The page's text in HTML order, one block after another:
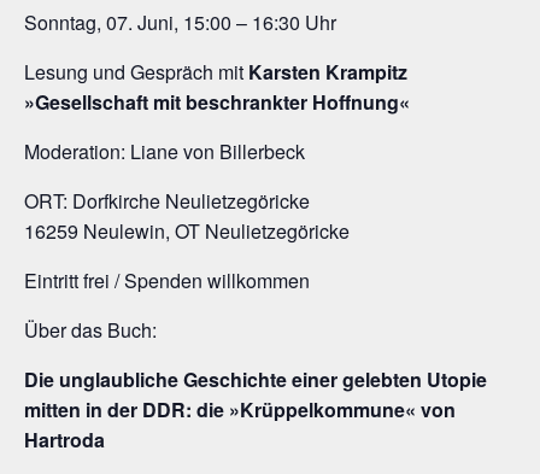
Sonntag, 07. Juni, 15:00 – 16:30 Uhr
Lesung und Gespräch mit Karsten Krampitz
»Gesellschaft mit beschrankter Hoffnung«
Moderation: Liane von Billerbeck
ORT: Dorfkirche Neulietzegöricke
16259 Neulewin, OT Neulietzegöricke
Eintritt frei / Spenden willkommen
Über das Buch:
Die unglaubliche Geschichte einer gelebten Utopie
mitten in der DDR: die »Krüppelkommune« von
Hartroda